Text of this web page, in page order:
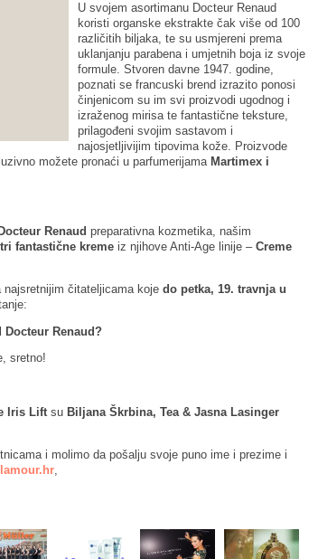
U svojem asortimanu Docteur Renaud
koristi organske ekstrakte čak više od 100
različitih biljaka, te su usmjereni prema
uklanjanju parabena i umjetnih boja iz svoje
formule. Stvoren davne 1947. godine,
poznati se francuski brend izrazito ponosi
činjenicom su im svi proizvodi ugodnog i
izraženog mirisa te fantastične teksture,
prilagođeni svojim sastavom i
najosjetljivijim tipovima kože. Proizvode
možete pronaći u parfumerijama Martimex i
Docteur Renaud preparativna kozmetika, našim
fantastične kreme iz njihove Anti-Age linije – Creme
najsretnijim čitateljicama koje do petka, 19. travnja u
Renaud?
sretno!
Iris Lift su Biljana Škrbina, Tea & Jasna Lasinger
i molimo da pošalju svoje puno ime i prezime i